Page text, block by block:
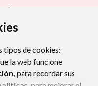
tipos de cookies:
la web funcione
para recordar sus